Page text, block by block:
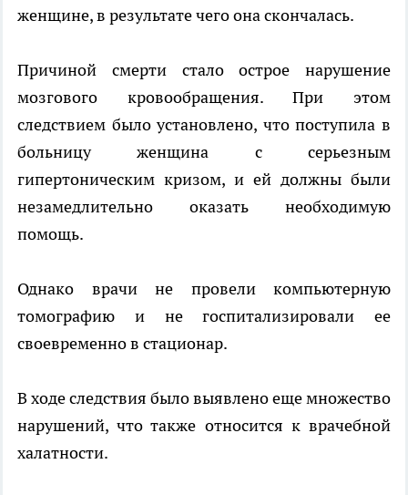
женщине, в результате чего она скончалась.
Причиной смерти стало острое нарушение
мозгового кровообращения. При этом
следствием было установлено, что поступила в
больницу женщина с серьезным
гипертоническим кризом, и ей должны были
незамедлительно оказать необходимую
помощь.
Однако врачи не провели компьютерную
томографию и не госпитализировали ее
своевременно в стационар.
В ходе следствия было выявлено еще множество
нарушений, что также относится к врачебной
халатности.